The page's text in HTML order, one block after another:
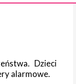
Dzieci
alarmowe.